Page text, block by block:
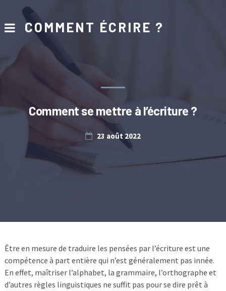
COMMENT ÉCRIRE ?
Comment se mettre à l’écriture ?
23 août 2022
Être en mesure de traduire les pensées par l’écriture est une
compétence à part entière qui n’est généralement pas innée.
En effet, maîtriser l’alphabet, la grammaire, l’orthographe et
d’autres règles linguistiques ne suffit pas pour se dire prêt à